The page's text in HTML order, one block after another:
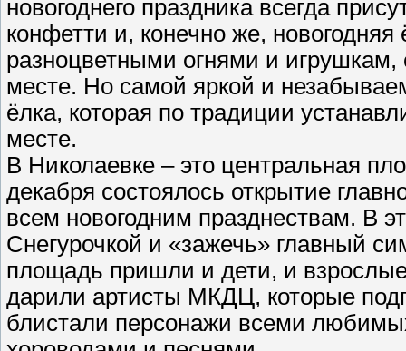
новогоднего праздника всегда
конфетти и, конечно же,
разноцветными огнями и
месте. Но самой яркой и
ёлка, которая по традиции
месте.
В Николаевке – это центральная
декабря состоялось открытие
всем новогодним празднествам. В
Снегурочкой и «зажечь» главный
площадь пришли и дети, и
дарили артисты МКДЦ, которые
блистали персонажи всеми